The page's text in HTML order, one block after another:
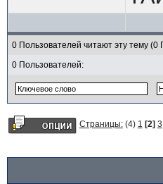
0 Пользователей читают эту тему
0 Пользователей:
Страницы:(4) 1 [2] 3